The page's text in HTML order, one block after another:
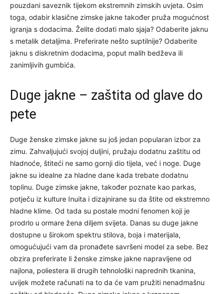
pouzdani saveznik tijekom ekstremnih zimskih uvjeta. Osim
toga, odabir klasične zimske jakne također pruža mogućnost
igranja s dodacima. Želite dodati malo sjaja? Odaberite jaknu
s metalik detaljima. Preferirate nešto suptilnije? Odaberite
jaknu s diskretnim dodacima, poput malih bedževa ili
zanimljivih gumbića.
Duge jakne – zaštita od glave do
pete
Duge ženske zimske jakne su još jedan popularan izbor za
zimu. Zahvaljujući svojoj duljini, pružaju dodatnu zaštitu od
hladnoće, štiteći ne samo gornji dio tijela, već i noge. Duge
jakne su idealne za hladne dane kada trebate dodatnu
toplinu. Duge zimske jakne, također poznate kao parkas,
potječu iz kulture Inuita i dizajnirane su da štite od ekstremno
hladne klime. Od tada su postale modni fenomen koji je
prodrlo u ormare žena diljem svijeta. Danas su duge jakne
dostupne u širokom spektru stilova, boja i materijala,
omogućujući vam da pronađete savršeni model za sebe. Bez
obzira preferirate li ženske zimske jakne napravljene od
najlona, poliestera ili drugih tehnološki naprednih tkanina,
uvijek možete računati na to da će vam pružiti nenadmašnu